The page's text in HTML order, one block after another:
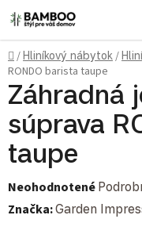
Prejsť na obsah
Domov
/Hliníkový nábytok /
RONDO barista taupe
Záhradná
súprava
taupe
Priemerné hodnotenie
Neohodnotené
Značka:Garden